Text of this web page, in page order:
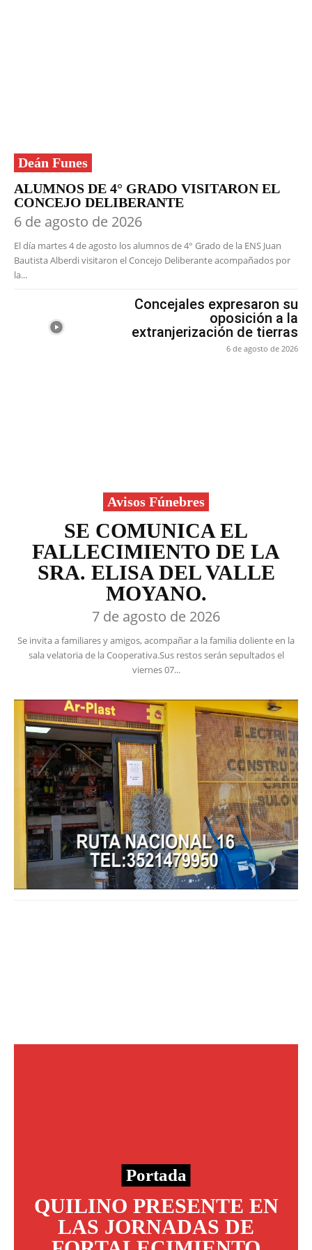
Deán Funes
ALUMNOS DE 4° GRADO VISITARON EL
CONCEJO DELIBERANTE
6 de agosto de 2026
El día martes 4 de agosto los alumnos de 4° Grado de la ENS Juan
Bautista Alberdi visitaron el Concejo Deliberante acompañados por
la...
Concejales expresaron su
oposición a la
extranjerización de tierras
6 de agosto de 2026
Avisos Fúnebres
SE COMUNICA EL
FALLECIMIENTO DE LA
SRA. ELISA DEL VALLE
MOYANO.
7 de agosto de 2026
Se invita a familiares y amigos, acompañar a la familia doliente en la
sala velatoria de la Cooperativa.Sus restos serán sepultados el
viernes 07...
Portada
QUILINO PRESENTE EN
LAS JORNADAS DE